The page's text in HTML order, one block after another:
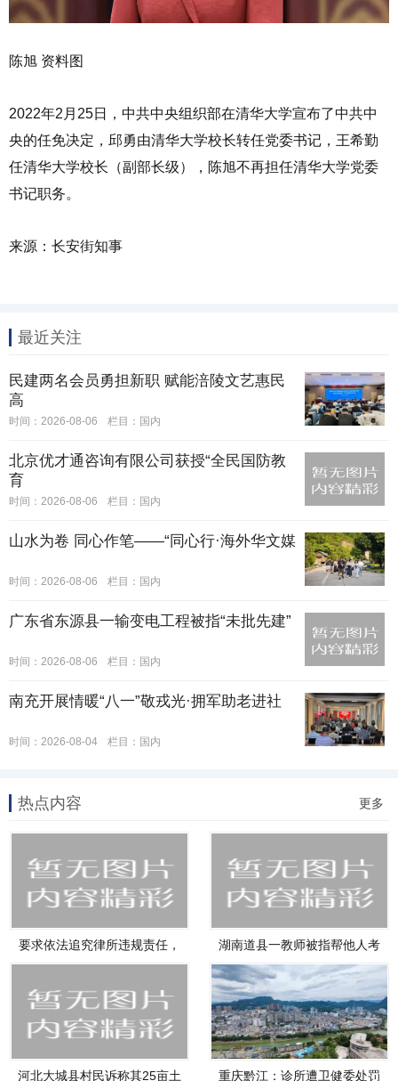
陈旭 资料图
2022年2月25日，中共中央组织部在清华大学宣布了中共中
央的任免决定，邱勇由清华大学校长转任党委书记，王希勤
任清华大学校长（副部长级），陈旭不再担任清华大学党委
书记职务。
来源：长安街知事
最近关注
民建两名会员勇担新职 赋能涪陵文艺惠民
高
时间：2026-08-06 栏目： 国内
北京优才通咨询有限公司获授“全民国防教
育
时间：2026-08-06 栏目： 国内
山水为卷 同心作笔——“同心行·海外华文媒
时间：2026-08-06 栏目： 国内
广东省东源县一输变电工程被指“未批先建”
时间：2026-08-06 栏目： 国内
南充开展情暖“八一”敬戎光·拥军助老进社
时间：2026-08-04 栏目： 国内
热点内容 更多
要求依法追究律所违规责任，
湖南道县一教师被指帮他人考
河北大城县村民诉称其25亩土 重庆黔江：诊所遭卫健委处罚